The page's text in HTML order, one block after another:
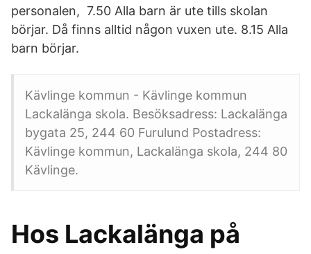
personalen, 7.50 Alla barn är ute tills skolan
börjar. Då finns alltid någon vuxen ute. 8.15 Alla
barn börjar.
Kävlinge kommun - Kävlinge kommun
Lackalänga skola. Besöksadress: Lackalänga
bygata 25, 244 60 Furulund Postadress:
Kävlinge kommun, Lackalänga skola, 244 80
Kävlinge.
Hos Lackalänga på